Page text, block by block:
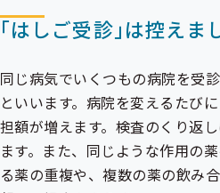
｢はしご受診｣は控えま
同じ病気でいくつもの病院を受
といいます。病院を変えるたび
担額が増えます。検査のくり返
ます。また、同じような作用の
る薬の重複や、複数の薬の飲み